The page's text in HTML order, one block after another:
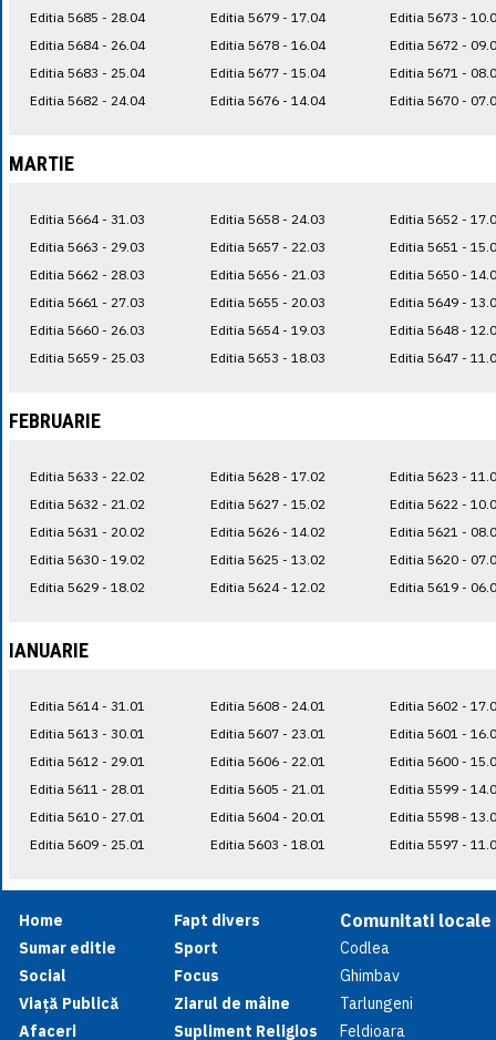
Editia 5685 - 28.04
Editia 5684 - 26.04
Editia 5683 - 25.04
Editia 5682 - 24.04
Editia 5679 - 17.04
Editia 5678 - 16.04
Editia 5677 - 15.04
Editia 5676 - 14.04
Editia 5673 -
Editia 5672 -
Editia 5671 -
Editia 5670 -
MARTIE
Editia 5664 - 31.03
Editia 5663 - 29.03
Editia 5662 - 28.03
Editia 5661 - 27.03
Editia 5660 - 26.03
Editia 5659 - 25.03
Editia 5658 - 24.03
Editia 5657 - 22.03
Editia 5656 - 21.03
Editia 5655 - 20.03
Editia 5654 - 19.03
Editia 5653 - 18.03
Editia 5652 -
Editia 5651 -
Editia 5650 -
Editia 5649 -
Editia 5648 -
Editia 5647 -
FEBRUARIE
Editia 5633 - 22.02
Editia 5632 - 21.02
Editia 5631 - 20.02
Editia 5630 - 19.02
Editia 5629 - 18.02
Editia 5628 - 17.02
Editia 5627 - 15.02
Editia 5626 - 14.02
Editia 5625 - 13.02
Editia 5624 - 12.02
Editia 5623 -
Editia 5622 -
Editia 5621 -
Editia 5620 -
Editia 5619 -
IANUARIE
Editia 5614 - 31.01
Editia 5613 - 30.01
Editia 5612 - 29.01
Editia 5611 - 28.01
Editia 5610 - 27.01
Editia 5609 - 25.01
Editia 5608 - 24.01
Editia 5607 - 23.01
Editia 5606 - 22.01
Editia 5605 - 21.01
Editia 5604 - 20.01
Editia 5603 - 18.01
Editia 5602 -
Editia 5601 -
Editia 5600 -
Editia 5599 -
Editia 5598 -
Editia 5597 -
Home
Sumar editie
Social
Viață Publică
Afaceri
Fapt divers
Sport
Focus
Ziarul de mâine
Supliment Religios
Comunitati locale
Codlea
Ghimbav
Tarlungeni
Feldioara